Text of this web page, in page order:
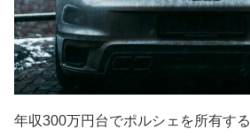
年収300万円台でポルシェを所有す